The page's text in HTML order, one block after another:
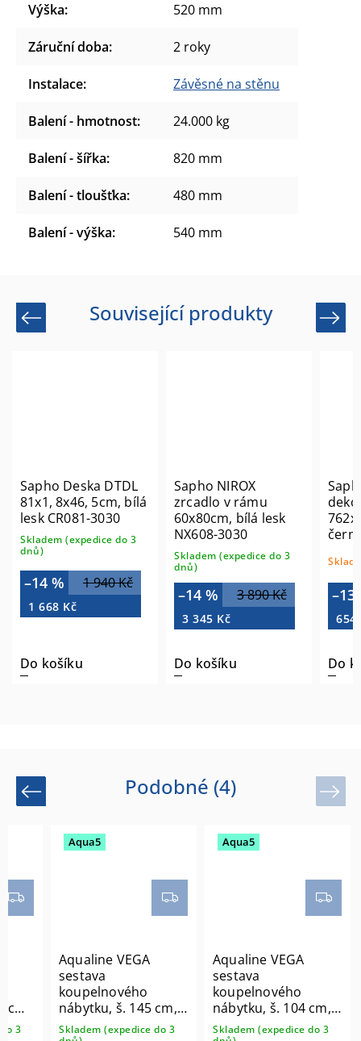
Výška: 520 mm
Záruční doba: 2 roky
Instalace: Závěsné na stěnu
Balení - hmotnost: 24.000 kg
Balení - šířka: 820 mm
Balení - tloušťka: 480 mm
Balení - výška: 540 mm
Související produkty
Previous
Sapho Deska DTDL
81x1, 8x46, 5cm, bílá
lesk CR081-3030
Skladem (expedice do 3
dnů)
1 940 Kč
–14 %
1 668 Kč
Do košíku
Sapho NIROX
zrcadlo v rámu
60x80cm, bílá lesk
NX608-3030
Skladem (expedice do 3
dnů)
3 890 Kč
–14 %
3 345 Kč
Do košíku
–13
654
Do
Next
Podobné (4)
Previous
cm,
3
Aqua5
Aqualine VEGA
sestava
koupelnového
nábytku, š. 145 cm,
bílá/dub platin
Skladem (expedice do 3
Aqua5
Aqualine VEGA
sestava
koupelnového
nábytku, š. 104 cm,
dub platin VG873-03
Skladem (expedice do 3
Next